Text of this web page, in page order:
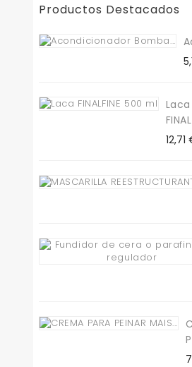
Productos Destacados
Laca
12,71